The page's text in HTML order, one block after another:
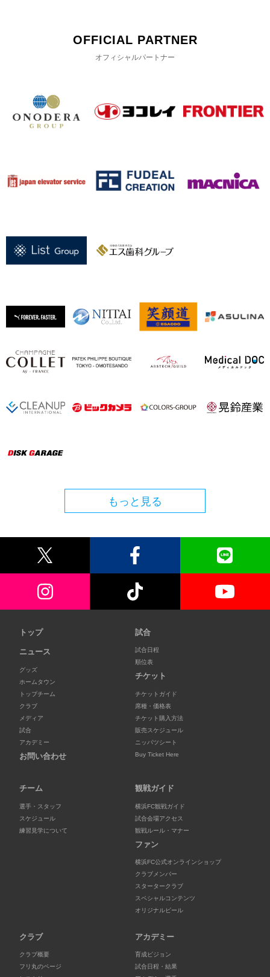
OFFICIAL PARTNER
オフィシャルパートナー
もっと見る
トップ
ニュース
グッズ
ホームタウン
トップチーム
クラブ
メディア
試合
アカデミー
お問い合わせ
試合
試合日程
順位表
チケット
チケットガイド
席種・価格表
チケット購入方法
販売スケジュール
ニッパツシート
Buy Ticket Here
チーム
選手・スタッフ
スケジュール
練習見学について
観戦ガイド
横浜FC観戦ガイド
試合会場アクセス
観戦ルール・マナー
ファン
横浜FC公式オンラインショップ
クラブメンバー
スタータークラブ
スペシャルコンテンツ
オリジナルビール
クラブ
クラブ概要
フリ丸のページ
アカデミー
育成ビジョン
試合日程・結果